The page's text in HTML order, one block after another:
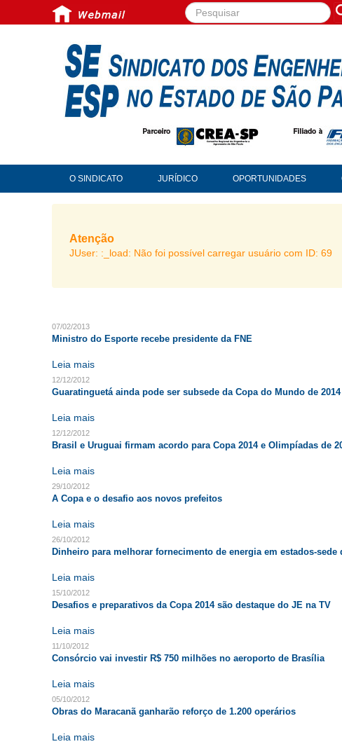
Pesquisar...
O SINDICATO JURÍDICO OPORTUNIDADES
Atenção
JUser: :_load: Não foi possível carregar usuário com ID: 69
07/02/2013
Ministro do Esporte recebe presidente da FNE
Leia mais
12/12/2012
Guaratinguetá ainda pode ser subsede da Copa do Mundo de 2014
Leia mais
12/12/2012
Brasil e Uruguai firmam acordo para Copa 2014 e Olimpíadas de
Leia mais
29/10/2012
A Copa e o desafio aos novos prefeitos
Leia mais
26/10/2012
Dinheiro para melhorar fornecimento de energia em estados-sede
Leia mais
15/10/2012
Desafios e preparativos da Copa 2014 são destaque do JE na TV
Leia mais
11/10/2012
Consórcio vai investir R$ 750 milhões no aeroporto de Brasília
Leia mais
05/10/2012
Obras do Maracanã ganharão reforço de 1.200 operários
Leia mais